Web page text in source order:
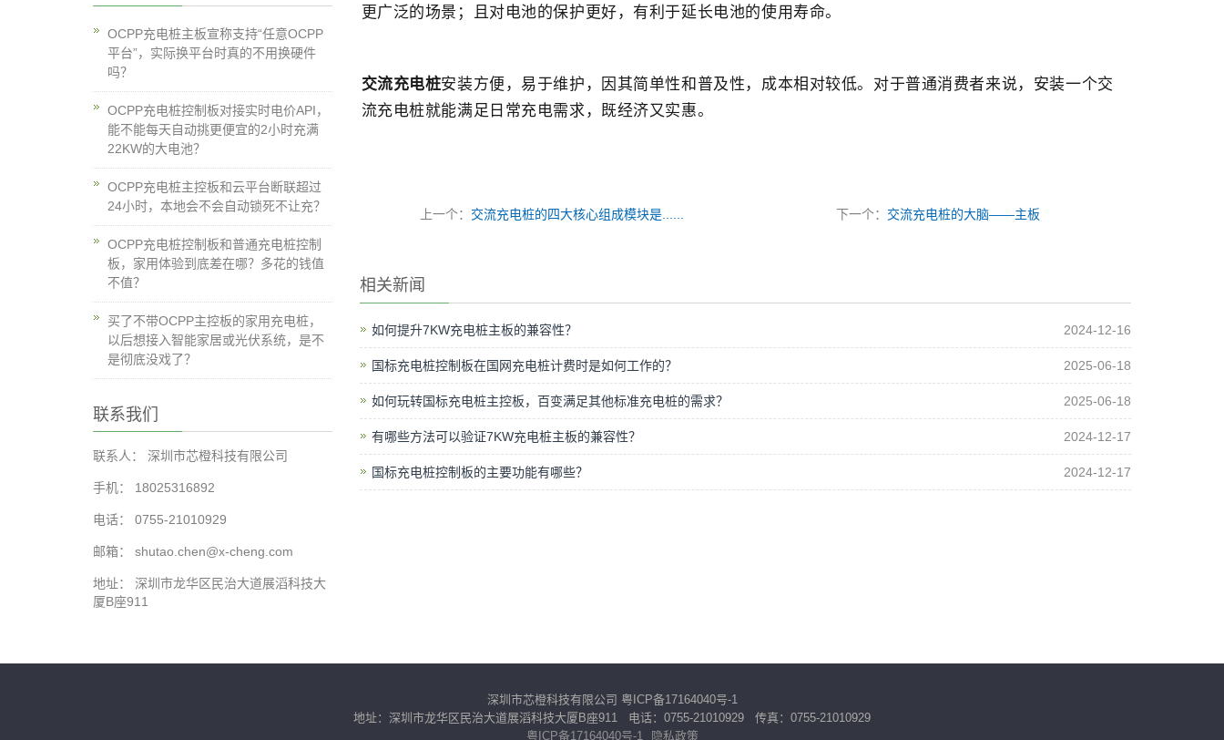
更广泛的场景；且对电池的保护更好，有利于延长电池的使用寿命。
交流充电桩安装方便，易于维护， 因其简单性和普及性，成本相对较低。对于普通消费者来说，安装一个交
流充电桩就能满足日常充电需求，既经济又实惠。
上一个： 交流充电桩的四大核心组成模块是...... 下一个： 交流充电桩的大脑——主板
相关新闻
如何提升7KW充电桩主板的兼容性？ 2024-12-16
国标充电桩控制板在国网充电桩计费时是如何工作的？ 2025-06-18
如何玩转国标充电桩主控板，百变满足其他标准充电桩的需求？ 2025-06-18
有哪些方法可以验证7KW充电桩主板的兼容性？ 2024-12-17
国标充电桩控制板的主要功能有哪些？ 2024-12-17
OCPP充电桩主板宣称支持“任意OCPP
平台”，实际换平台时真的不用换硬件
吗？
OCPP充电桩控制板对接实时电价API，
能不能每天自动挑更便宜的2小时充满
22KW的大电池？
OCPP充电桩主控板和云平台断联超过
24小时，本地会不会自动锁死不让充？
OCPP充电桩控制板和普通充电桩控制
板，家用体验到底差在哪？多花的钱值
不值？
买了不带OCPP主控板的家用充电桩，
以后想接入智能家居或光伏系统，是不
是彻底没戏了？
联系我们
联系人： 深圳市芯橙科技有限公司
手机： 18025316892
电话： 0755-21010929
邮箱： shutao.chen@x-cheng.com
地址： 深圳市龙华区民治大道展滔科技大
厦B座911
深圳市芯橙科技有限公司 粤ICP备17164040号-1
地址：深圳市龙华区民治大道展滔科技大厦B座911 电话：0755-21010929 传真：0755-21010929
粤ICP备17164040号-1
隐私政策